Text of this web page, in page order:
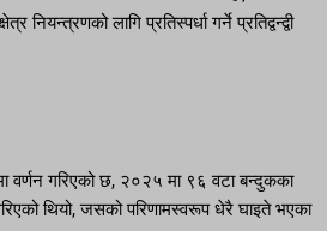
लागि प्रतिस्पर्धा गर्ने प्रतिद्वन्द्वी
वर्णन गरिएको छ, २०२५ मा ९६ वटा बन्दुकका
थियो, जसको परिणामस्वरूप धेरै घाइते भएका